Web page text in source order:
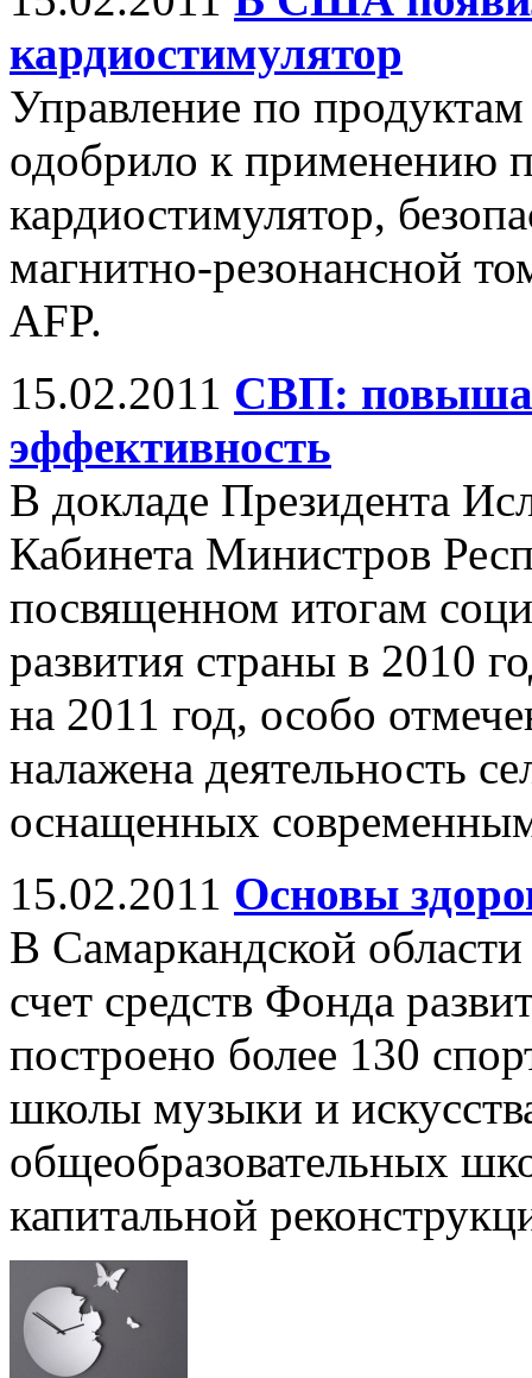
кардиостимулятор
Управление по
одобрило к применению
кардиостимулятор,
магнитно-резонансной
AFP.
15.02.2011 СВП:
эффективность
В докладе Президента
Кабинета Министров
посвященном итогам
развития страны в 2010
на 2011 год, особо
налажена деятельность
оснащенных
15.02.2011 Основы
В Самаркандской
счет средств Фонда
построено более 130
школы музыки и
общеобразовательных
капитальной